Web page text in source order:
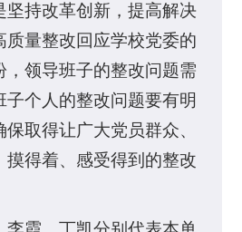
坚持改革创新，提高解决
质量整改回应学校党委的
，领导班子的整改问题需
子个人的整改问题要有明
取得让广大党员群众、
摸得着、感受得到的整改